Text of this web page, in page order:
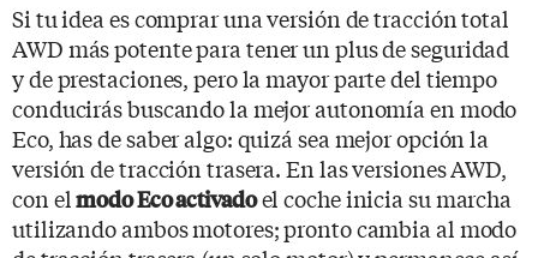
Si tu idea es comprar una versión de tracción total
AWD más potente para tener un plus de seguridad
y de prestaciones, pero la mayor parte del tiempo
conducirás buscando la mejor autonomía en modo
Eco, has de saber algo: quizá sea mejor opción la
versión de tracción trasera. En las versiones AWD,
con elmodo Eco activadoel coche inicia su marcha
utilizando ambos motores; pronto cambia al modo